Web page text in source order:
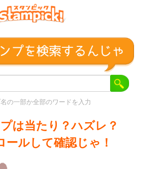
の一部か全部のワードを入力
は当たり？ハズレ？
ールして確認じゃ！